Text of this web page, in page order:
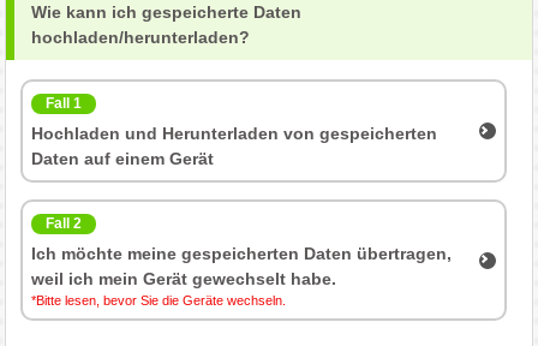
Wie kann ich gespeicherte Daten
hochladen/herunterladen?
Fall 1
Hochladen und Herunterladen von gespeicherten
Daten auf einem Gerät
Fall 2
Ich möchte meine gespeicherten Daten übertragen,
weil ich mein Gerät gewechselt habe.
*Bitte lesen, bevor Sie die Geräte wechseln.